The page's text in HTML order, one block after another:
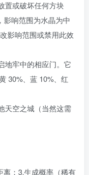
置或破坏任何方块
影响范围为水晶为中
影响范围或禁用此效
地牢中的相应门。它
30%、蓝 10%、红
天空之城（当然这需
离；3.生成概率（稀有